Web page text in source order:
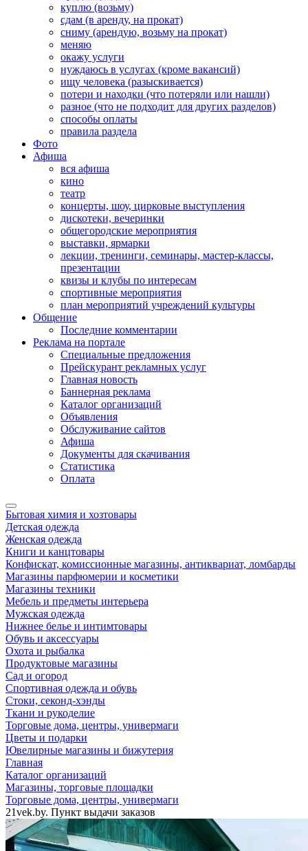
куплю (возьму)
сдам (в аренду, на прокат)
сниму (арендую, возьму на прокат)
меняю
окажу услуги
нуждаюсь в услугах (кроме вакансий)
ищу человека (разыскивается)
потери и находки (что потеряли или нашли)
разное (что не подходит для других разделов)
способы оплаты
правила раздела
Фото
Афиша
вся афиша
кино
театр
концерты, шоу, цирковые выступления
дискотеки, вечеринки
общегородские мероприятия
выставки, ярмарки
лекции, тренинги, семинары, мастер-классы,
презентации
квизы и клубы по интересам
спортивные мероприятия
план мероприятий учреждений культуры
Общение
Последние комментарии
Реклама на портале
Специальные предложения
Прейскурант рекламных услуг
Главная новость
Баннерная реклама
Каталог организаций
Объявления
Обслуживание сайтов
Афиша
Документы для скачивания
Статистика
Оплата
Бытовая химия и хозтовары
Детская одежда
Женская одежда
Книги и канцтовары
Конфискат, комиссионные магазины, антиквариат, ломбарды
Магазины парфюмерии и косметики
Магазины техники
Мебель и предметы интерьера
Мужская одежда
Нижнее белье и интимтовары
Обувь и аксессуары
Охота и рыбалка
Продуктовые магазины
Сад и огород
Спортивная одежда и обувь
Стоки, секонд-хэнды
Ткани и рукоделие
Торговые дома, центры, универмаги
Цветы и подарки
Ювелирные магазины и бижутерия
Главная
Каталог организаций
Магазины, торговые площадки
Торговые дома, центры, универмаги
21vek.by. Пункт выдачи заказов